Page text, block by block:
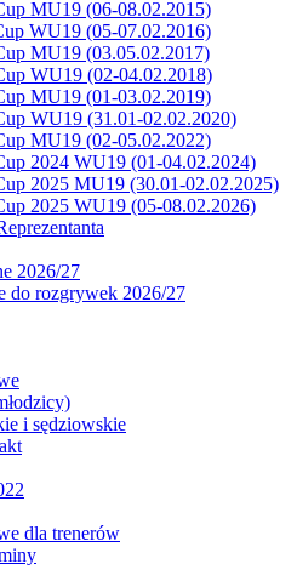
MU19 (06-08.02.2015)
WU19 (05-07.02.2016)
MU19 (03.05.02.2017)
WU19 (02-04.02.2018)
MU19 (01-03.02.2019)
WU19 (31.01-02.02.2020)
MU19 (02-05.02.2022)
2024 WU19 (01-04.02.2024)
2025 MU19 (30.01-02.02.2025)
2025 WU19 (05-08.02.2026)
2026/27
do rozgrywek 2026/27
i sędziowskie
dla trenerów